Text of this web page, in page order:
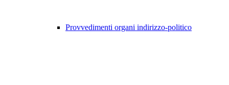
Provvedimenti organi indirizzo-politico